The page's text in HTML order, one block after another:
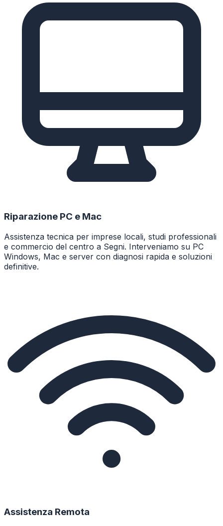
Riparazione PC e Mac
Assistenza tecnica per imprese locali, studi professionali
e commercio del centro a Segni. Interveniamo su PC
Windows, Mac e server con diagnosi rapida e soluzioni
definitive.
Assistenza Remota